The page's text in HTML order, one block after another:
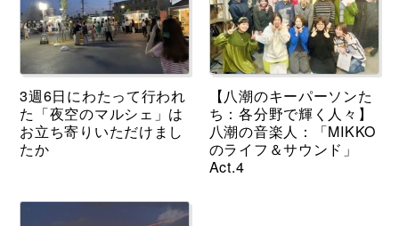
3週6日にわたって行われ
た「夜空のマルシェ」は
お立ち寄りいただけまし
たか
【八潮のキーパーソンた
ち：各分野で輝く人々】
八潮の音楽人：「MIKKO
のライフ＆サウンド」
Act.4